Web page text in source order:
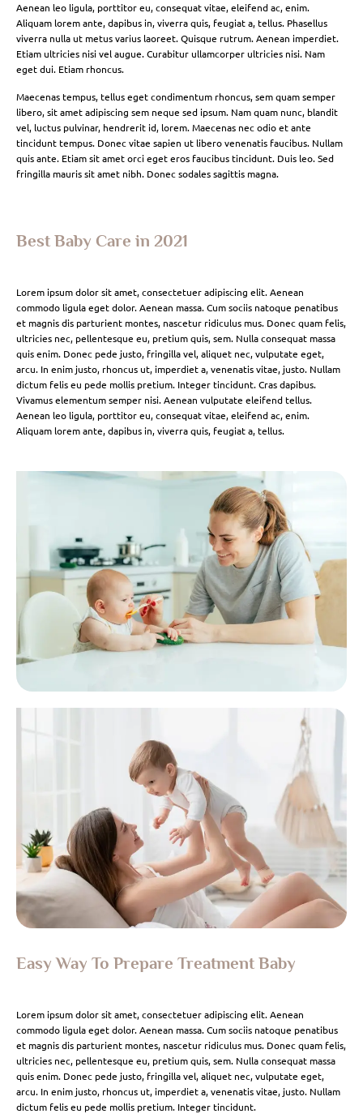
Aenean leo ligula, porttitor eu, consequat vitae, eleifend ac, enim.
Aliquam lorem ante, dapibus in, viverra quis, feugiat a, tellus. Phasellus
viverra nulla ut metus varius laoreet. Quisque rutrum. Aenean imperdiet.
Etiam ultricies nisi vel augue. Curabitur ullamcorper ultricies nisi. Nam
eget dui. Etiam rhoncus.
Maecenas tempus, tellus eget condimentum rhoncus, sem quam semper
libero, sit amet adipiscing sem neque sed ipsum. Nam quam nunc, blandit
vel, luctus pulvinar, hendrerit id, lorem. Maecenas nec odio et ante
tincidunt tempus. Donec vitae sapien ut libero venenatis faucibus. Nullam
quis ante. Etiam sit amet orci eget eros faucibus tincidunt. Duis leo. Sed
fringilla mauris sit amet nibh. Donec sodales sagittis magna.
Best Baby Care in 2021
Lorem ipsum dolor sit amet, consectetuer adipiscing elit. Aenean
commodo ligula eget dolor. Aenean massa. Cum sociis natoque penatibus
et magnis dis parturient montes, nascetur ridiculus mus. Donec quam felis,
ultricies nec, pellentesque eu, pretium quis, sem. Nulla consequat massa
quis enim. Donec pede justo, fringilla vel, aliquet nec, vulputate eget,
arcu. In enim justo, rhoncus ut, imperdiet a, venenatis vitae, justo. Nullam
dictum felis eu pede mollis pretium. Integer tincidunt. Cras dapibus.
Vivamus elementum semper nisi. Aenean vulputate eleifend tellus.
Aenean leo ligula, porttitor eu, consequat vitae, eleifend ac, enim.
Aliquam lorem ante, dapibus in, viverra quis, feugiat a, tellus.
Easy Way To Prepare Treatment Baby
Lorem ipsum dolor sit amet, consectetuer adipiscing elit. Aenean
commodo ligula eget dolor. Aenean massa. Cum sociis natoque penatibus
et magnis dis parturient montes, nascetur ridiculus mus. Donec quam felis,
ultricies nec, pellentesque eu, pretium quis, sem. Nulla consequat massa
quis enim. Donec pede justo, fringilla vel, aliquet nec, vulputate eget,
arcu. In enim justo, rhoncus ut, imperdiet a, venenatis vitae, justo. Nullam
dictum felis eu pede mollis pretium. Integer tincidunt.